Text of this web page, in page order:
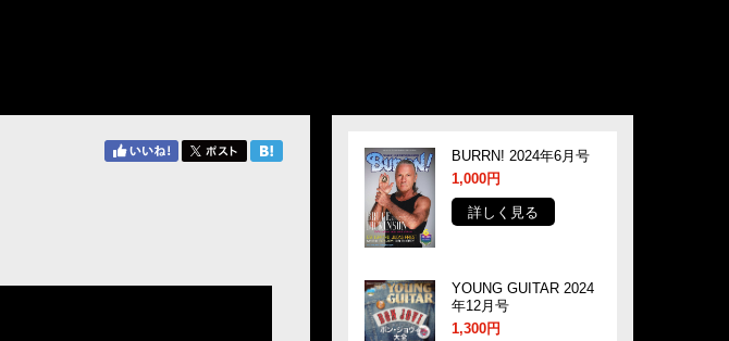
BURRN! 2024年6月号
1,000円
詳しく見る
YOUNG GUITAR 2024
年12月号
1,300円